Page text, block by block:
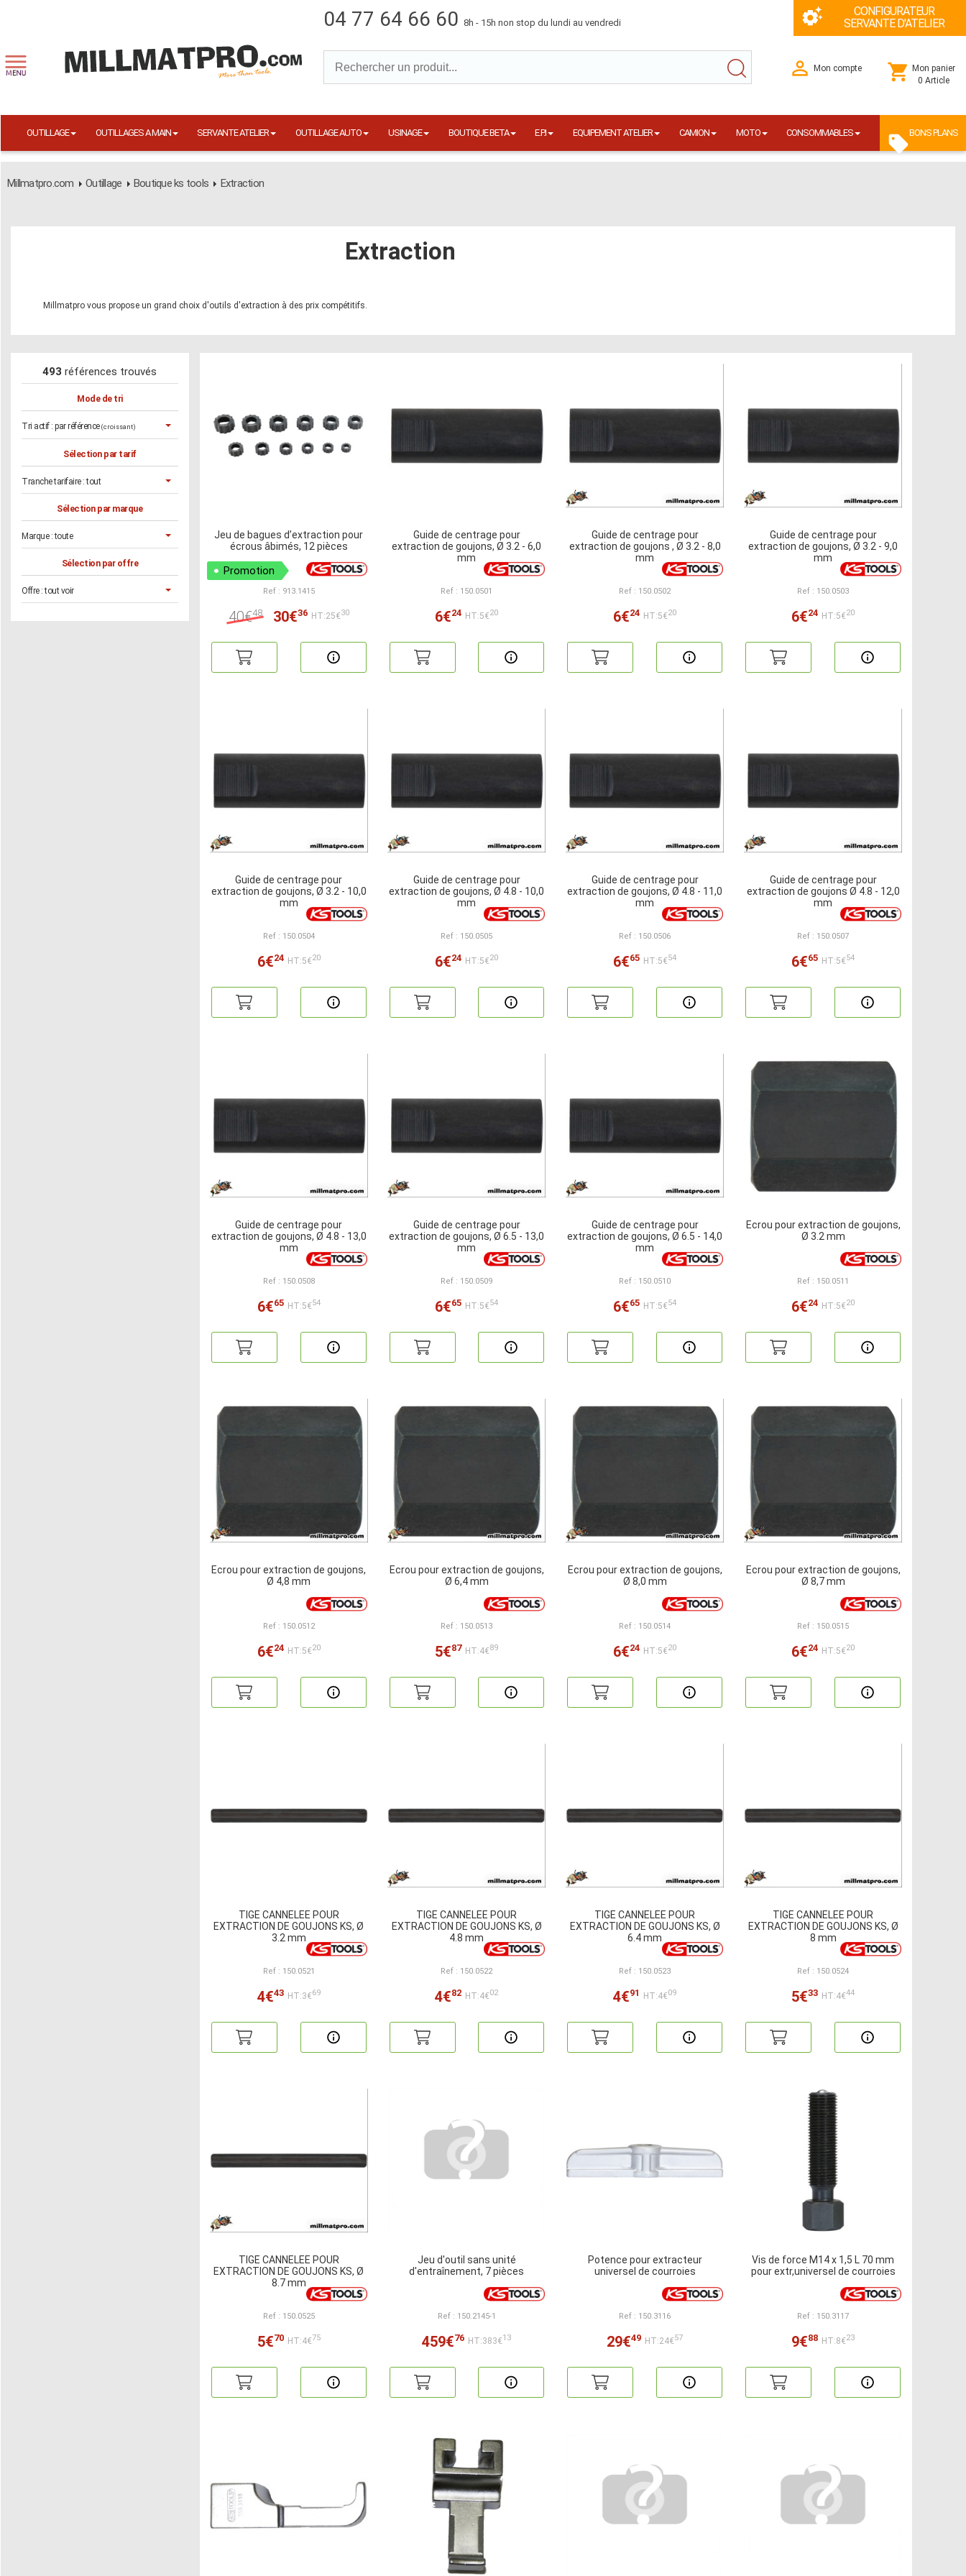
04 77 64 66 60 8h - 15h non stop du lundi au vendredi
CONFIGURATEUR
SERVANTE D'ATELIER
Mon compte
Mon panier
0 Article
OUTILLAGE OUTILLAGES A MAIN SERVANTE ATELIER OUTILLAGE AUTO USINAGE BOUTIQUE BETA E.P.I EQUIPEMENT ATELIER CAMION MOTO CONSOMMABLES BONS PLANS
Millmatpro.com Outillage Boutique ks tools Extraction
Extraction
Millmatpro vous propose un grand choix d'outils d'extraction à des prix compétitifs.
493 références trouvés
Mode de tri
Tri actif : par référence (croissant)
Sélection par tarif
Tranche tarifaire :tout
Sélection par marque
Marque :toute
Sélection par offre
Offre :tout voir
Jeu de bagues d’extraction pour
écrous âbimés, 12 pièces
Promotion
Ref : 913.1415
40€48 30€36 HT:25€30
Guide de centrage pour
extraction de goujons, Ø 3.2 - 6,0
mm
Ref : 150.0501
6€24 HT:5€20
Guide de centrage pour
extraction de goujons , Ø 3.2 - 8,0
mm
Ref : 150.0502
6€24 HT:5€20
Guide de centrage pour
extraction de goujons, Ø 3.2 - 9,0
mm
Ref : 150.0503
6€24 HT:5€20
Guide de centrage pour
extraction de goujons, Ø 3.2 - 10,0
mm
Ref : 150.0504
6€24 HT:5€20
Guide de centrage pour
extraction de goujons, Ø 4.8 - 10,0
mm
Ref : 150.0505
6€24 HT:5€20
Guide de centrage pour
extraction de goujons, Ø 4.8 - 11,0
mm
Ref : 150.0506
6€65 HT:5€54
Guide de centrage pour
extraction de goujons Ø 4.8 - 12,0
mm
Ref : 150.0507
6€65 HT:5€54
Guide de centrage pour
extraction de goujons, Ø 4.8 - 13,0
mm
Ref : 150.0508
6€65 HT:5€54
Guide de centrage pour
extraction de goujons, Ø 6.5 - 13,0
mm
Ref : 150.0509
6€65 HT:5€54
Guide de centrage pour
extraction de goujons, Ø 6.5 - 14,0
mm
Ref : 150.0510
6€65 HT:5€54
Ecrou pour extraction de goujons,
Ø 3.2 mm
Ref : 150.0511
6€24 HT:5€20
Ecrou pour extraction de goujons,
Ø 4,8 mm
Ref : 150.0512
6€24 HT:5€20
Ecrou pour extraction de goujons,
Ø 6,4 mm
Ref : 150.0513
5€87 HT:4€89
Ecrou pour extraction de goujons,
Ø 8,0 mm
Ref : 150.0514
6€24 HT:5€20
Ecrou pour extraction de goujons,
Ø 8,7 mm
Ref : 150.0515
6€24 HT:5€20
TIGE CANNELEE POUR
EXTRACTION DE GOUJONS KS, Ø
3.2 mm
Ref : 150.0521
4€43 HT:3€69
TIGE CANNELEE POUR
EXTRACTION DE GOUJONS KS, Ø
4.8 mm
Ref : 150.0522
4€82 HT:4€02
TIGE CANNELEE POUR
EXTRACTION DE GOUJONS KS, Ø
6.4 mm
Ref : 150.0523
4€91 HT:4€09
TIGE CANNELEE POUR
EXTRACTION DE GOUJONS KS, Ø
8 mm
Ref : 150.0524
5€33 HT:4€44
TIGE CANNELEE POUR
EXTRACTION DE GOUJONS KS, Ø
8.7 mm
Ref : 150.0525
5€70 HT:4€75
Jeu d'outil sans unité
d'entraînement, 7 pièces
Ref : 150.2145-1
459€76 HT:383€13
Potence pour extracteur
universel de courroies
Ref : 150.3116
29€49 HT:24€57
Vis de force M14 x 1,5 L 70 mm
pour extr,universel de courroies
Ref : 150.3117
9€88 HT:8€23